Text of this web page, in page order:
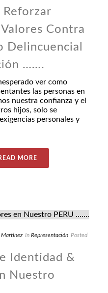
Reforzar
Contra
Delincuencial
…….
ver como
las personas en
nuestra confianza y el
hijos, solo se
personales y
MORE
Martinez In Representación Posted
Identidad &
Nuestro